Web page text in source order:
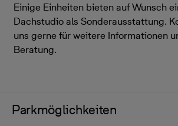
Einige Einheiten bieten auf Wunsch
Dachstudio als Sonderausstattung.
uns gerne für weitere Informationen
Beratung.
Parkmöglichkeiten